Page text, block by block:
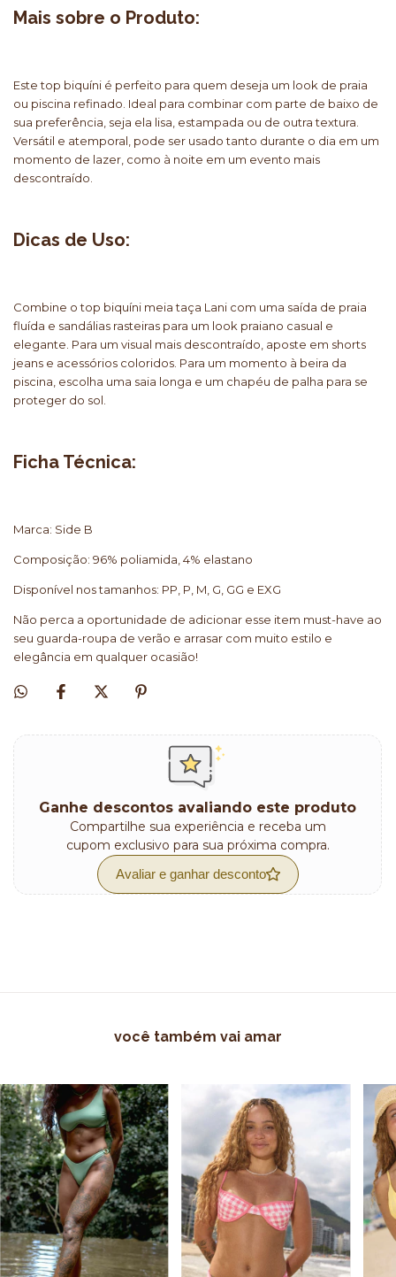
Mais sobre o Produto:
Este top biquíni é perfeito para quem deseja um look de praia
ou piscina refinado. Ideal para combinar com parte de baixo de
sua preferência, seja ela lisa, estampada ou de outra textura.
Versátil e atemporal, pode ser usado tanto durante o dia em um
momento de lazer, como à noite em um evento mais
descontraído.
Dicas de Uso:
Combine o top biquíni meia taça Lani com uma saída de praia
fluída e sandálias rasteiras para um look praiano casual e
elegante. Para um visual mais descontraído, aposte em shorts
jeans e acessórios coloridos. Para um momento à beira da
piscina, escolha uma saia longa e um chapéu de palha para se
proteger do sol.
Ficha Técnica:
Marca: Side B
Composição: 96% poliamida, 4% elastano
Disponível nos tamanhos: PP, P, M, G, GG e EXG
Não perca a oportunidade de adicionar esse item must-have ao
seu guarda-roupa de verão e arrasar com muito estilo e
elegância em qualquer ocasião!
Ganhe descontos avaliando este produto
Compartilhe sua experiência e receba um
cupom exclusivo para sua próxima compra.
Avaliar e ganhar desconto
você também vai amar